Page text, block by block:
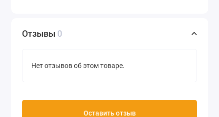
Отзывы 0
Нет отзывов об этом товаре.
Оставить отзыв